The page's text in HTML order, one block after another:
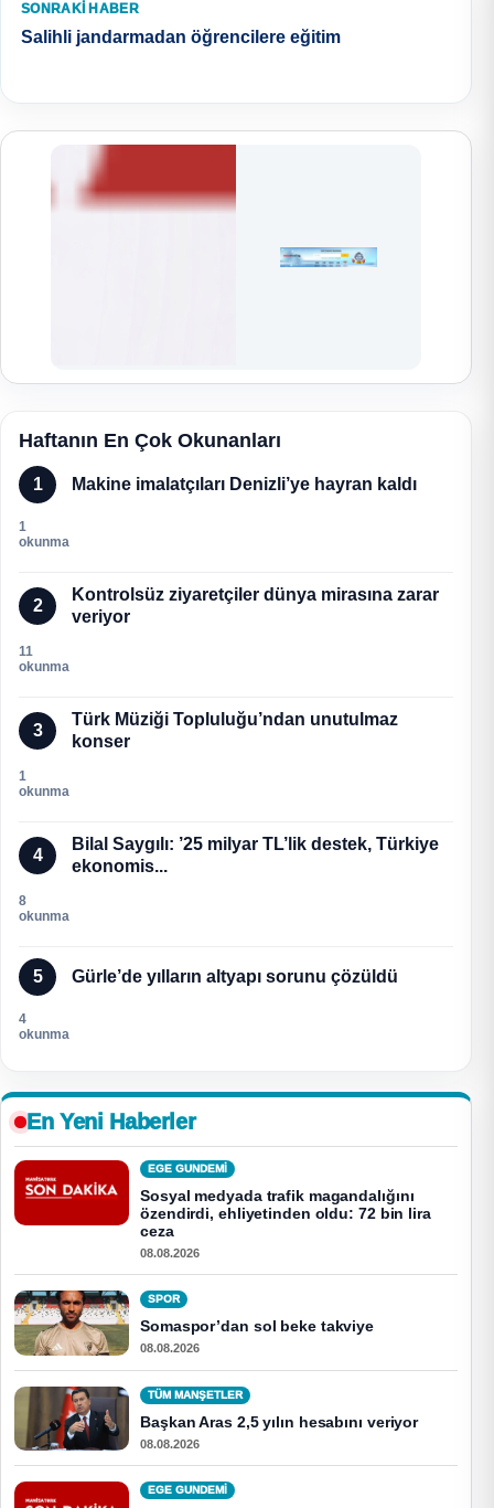
SONRAKI HABER
Salihli jandarmadan öğrencilere eğitim
Haftanın En Çok Okunanları
1 Makine imalatçıları Denizli’ye hayran kaldı
1
okunma
2
Kontrolsüz ziyaretçiler dünya mirasına zarar
veriyor
11
okunma
3
Türk Müziği Topluluğu’ndan unutulmaz
konser
1
okunma
4
Bilal Saygılı: ’25 milyar TL’lik destek, Türkiye
ekonomis...
8
okunma
5 Gürle’de yılların altyapı sorunu çözüldü
4
okunma
En Yeni Haberler
EGE GUNDEMİ
Sosyal medyada trafik magandalığını
özendirdi, ehliyetinden oldu: 72 bin lira
ceza
08.08.2026
SPOR
Somaspor’dan sol beke takviye
08.08.2026
TÜM MANŞETLER
Başkan Aras 2,5 yılın hesabını veriyor
08.08.2026
EGE GUNDEMİ